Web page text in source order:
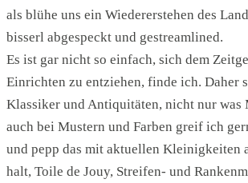
als blühe uns ein Wiedererstehen des
bisserl abgespeckt und gestreamlined.
Es ist gar nicht so einfach, sich dem
Einrichten zu entziehen, finde ich. Daher
Klassiker und Antiquitäten, nicht nur was
auch bei Mustern und Farben greif ich
und pepp das mit aktuellen Kleinigkeiten
halt, Toile de Jouy, Streifen- und